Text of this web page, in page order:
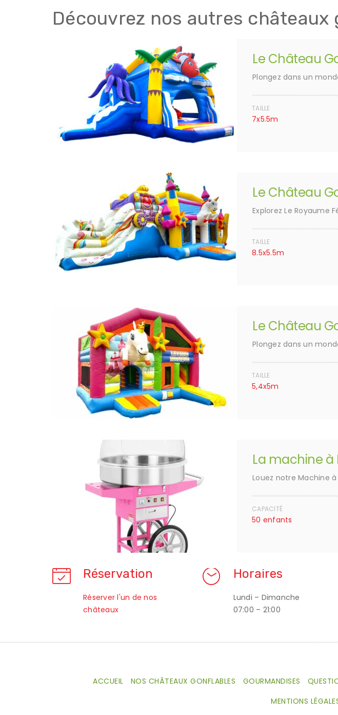
Découvrez nos autres châteaux
Le Château
Plongez dans un
TAILLE
7x5.5m
Le Château
Explorez Le Royaume
TAILLE
8.5x5.5m
Le Château
Plongez dans un
TAILLE
5,4x5m
La machine à
Louez notre Machine
CAPACITÉ
50 enfants
Réservation
Réserver l'un de nos
châteaux
Horaires
Lundi – Dimanche
07:00 – 21:00
ACCUEIL NOS CHÂTEAUX GONFLABLES GOURMANDISES
MENTIONS